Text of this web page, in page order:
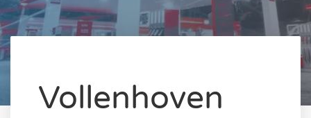
Vollenhoven